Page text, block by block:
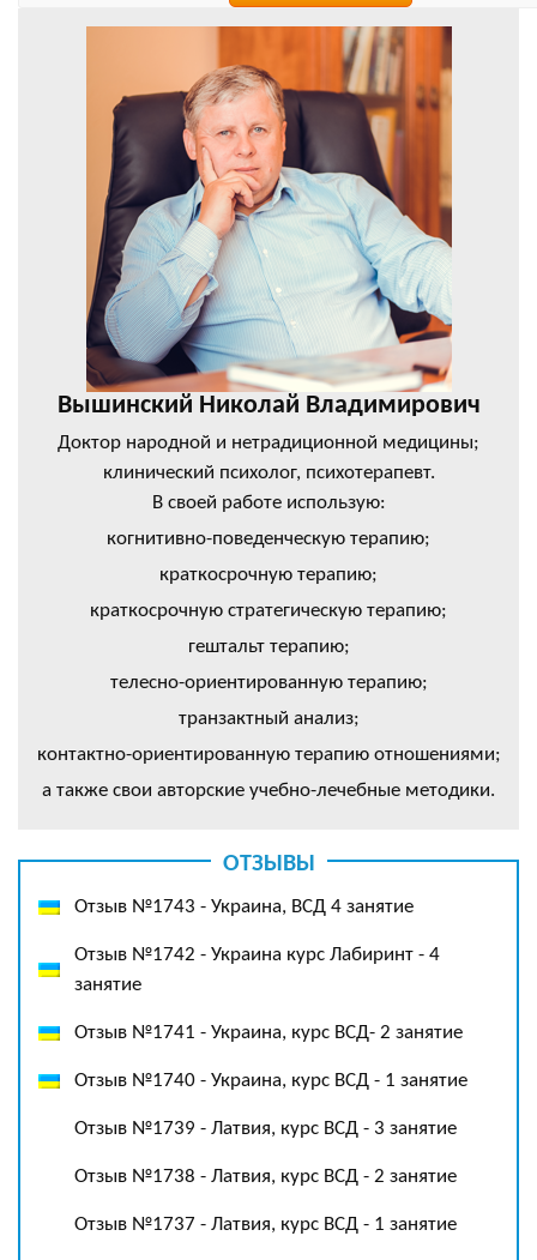
Вышинский Николай Владимирович
Доктор народной и нетрадиционной медицины;
клинический психолог, психотерапевт.
В своей работе использую:
когнитивно-поведенческую терапию;
краткосрочную терапию;
краткосрочную стратегическую терапию;
гештальт терапию;
телесно-ориентированную терапию;
транзактный анализ;
контактно-ориентированную терапию отношениями;
а также свои авторские учебно-лечебные методики.
ОТЗЫВЫ
Отзыв №1743 - Украина, ВСД 4 занятие
Отзыв №1742 - Украина курс Лабиринт - 4
занятие
Отзыв №1741 - Украина, курс ВСД- 2 занятие
Отзыв №1740 - Украина, курс ВСД - 1 занятие
Отзыв №1739 - Латвия, курс ВСД - 3 занятие
Отзыв №1738 - Латвия, курс ВСД - 2 занятие
Отзыв №1737 - Латвия, курс ВСД - 1 занятие